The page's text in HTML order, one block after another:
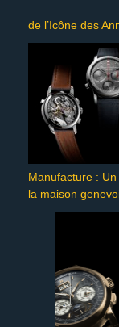
de l’Icône des
Manufacture :
la maison